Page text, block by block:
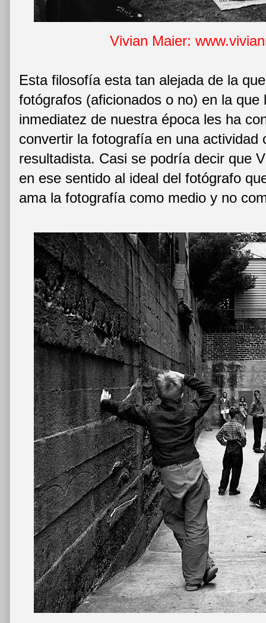
Vivian Maier:
Esta filosofía esta tan alejada de la
fotógrafos (aficionados o no) en la que
inmediatez de nuestra época les ha
convertir la fotografía en una actividad
resultadista. Casi se podría decir que
en ese sentido al ideal del fotógrafo
ama la fotografía como medio y no